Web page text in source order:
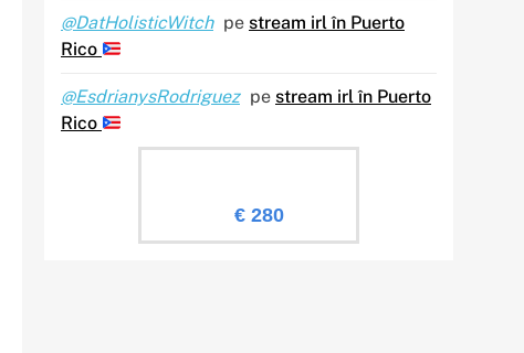
@DatHolisticWitch pe stream irl în Puerto
Rico
@EsdrianysRodriguez pe stream irl în Puerto
Rico
€ 280